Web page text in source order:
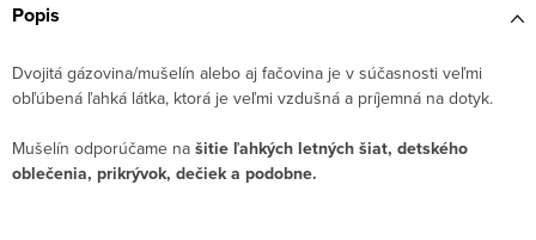
Popis
Dvojitá gázovina/mušelín alebo aj fačovina je v súčasnosti veľmi
obľúbená ľahká látka, ktorá je veľmi vzdušná a príjemná na dotyk.
Mušelín odporúčame na šitie ľahkých letných šiat, detského
oblečenia, prikrývok, dečiek a podobne.